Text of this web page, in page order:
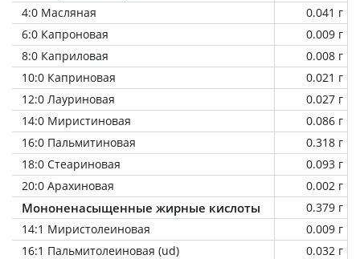
4:0 Масляная
0.041 г
6:0 Капроновая
0.009 г
8:0 Каприловая
0.008 г
10:0 Каприновая
0.021 г
12:0 Лауриновая
0.027 г
14:0 Миристиновая
0.086 г
16:0 Пальмитиновая
0.318 г
18:0 Стеариновая
0.093 г
20:0 Арахиновая
0.002 г
Мононенасыщенные жирные кислоты
0.379 г
14:1 Миристолеиновая
0.009 г
16:1 Пальмитолеиновая (ud)
0.032 г